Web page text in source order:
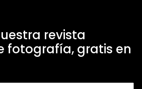
revista
fotografía, gratis en